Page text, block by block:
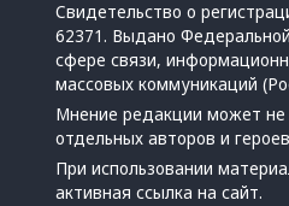
Свидетельство о
62371. Выдано
сфере связи,
массовых коммуникаций
Мнение редакции может
отдельных авторов и
При использовании
активная ссылка на сайт.